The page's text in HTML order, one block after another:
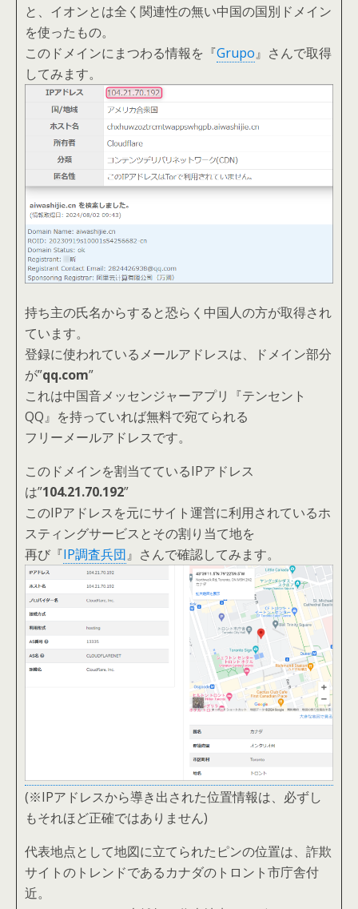
と、イオンとは全く関連性の無い中国の国別ドメイン
を使ったもの。
このドメインにまつわる情報を『Grupo』さんで取得
してみます。
持ち主の氏名からすると恐らく中国人の方が取得され
ています。
登録に使われているメールアドレスは、ドメイン部分
が”qq.com”
これは中国音メッセンジャーアプリ『テンセント
QQ』を持っていれば無料で宛てられる
フリーメールアドレスです。
このドメインを割当てているIPアドレス
は”104.21.70.192”
このIPアドレスを元にサイト運営に利用されているホ
スティングサービスとその割り当て地を
再び『IP調査兵団』さんで確認してみます。
(※IPアドレスから導き出された位置情報は、必ずし
もそれほど正確ではありません)
代表地点として地図に立てられたピンの位置は、詐欺
サイトのトレンドであるカナダのトロント市庁舎付
近。